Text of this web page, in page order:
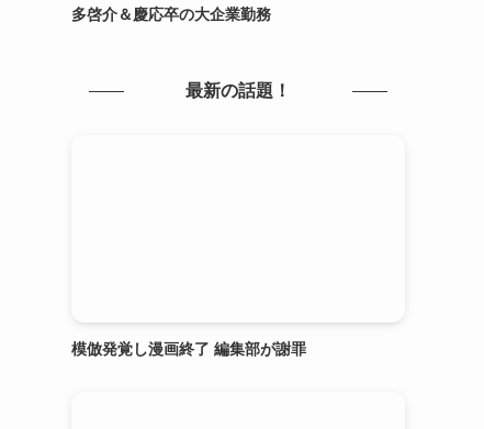
多啓介＆慶応卒の大企業勤務
最新の話題！
模倣発覚し漫画終了 編集部が謝罪